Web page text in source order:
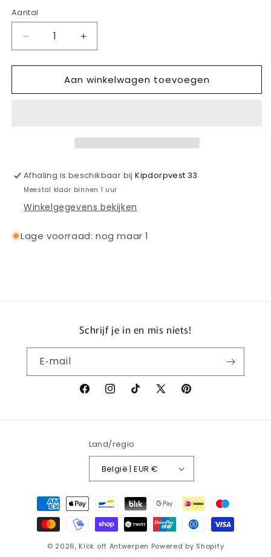
niet
beschikbaar
Aantal
Aantal
Aantal
verlagen
voor
AC
Aantal
verhogen
voor
PUMA
AC
Aan winkelwagen toevoegen
Afhaling is beschikbaar bijKipdorpvest 33
Meestal klaar binnen 1 uur
Winkelgegevens bekijken
Lage voorraad: nog maar 1
Schrijf je in en mis niets!
E‑mail
FacebookInstagramTikTokX
Pinterest
Land/regio
België | EUR €
Betaalmethoden
© 2026, Kick off Antwerpen Powered by Shopify